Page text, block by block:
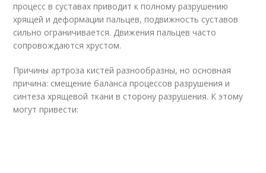
процесс в суставах приводит к полному разрушению
хрящей и деформации пальцев, подвижность суставов
сильно ограничивается. Движения пальцев часто
сопровождаются хрустом.
Причины артроза кистей разнообразны, но основная
причина: смещение баланса процессов разрушения и
синтеза хрящевой ткани в сторону разрушения. К этому
могут привести: